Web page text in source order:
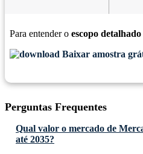
Para entender o escopo
Baixar amostra
Perguntas Frequentes
Qual valor o mercado de
até 2035?